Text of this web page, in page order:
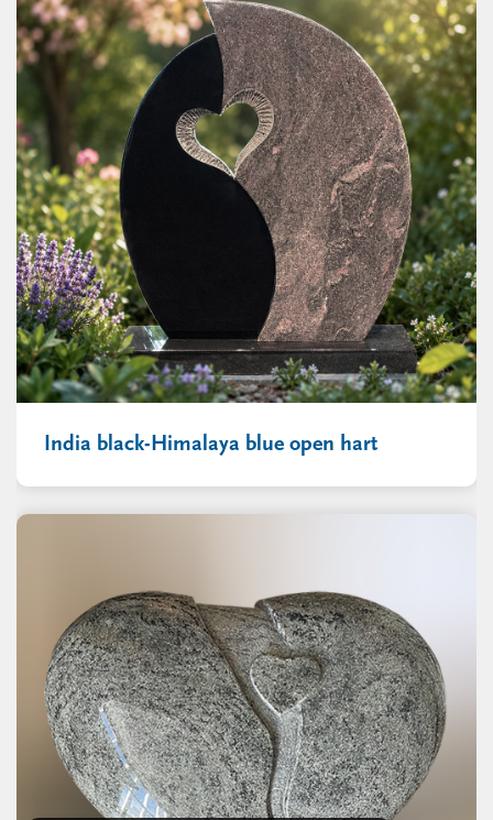
India black-Himalaya blue open hart